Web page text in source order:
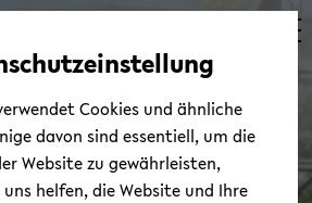
Automatische
vermeiden
zum
wechseln
zum
wechseln
zum
wechseln
Cookies und ähnliche
davon sind essentiell, um die
Website zu gewährleisten,
helfen, die Website und Ihre